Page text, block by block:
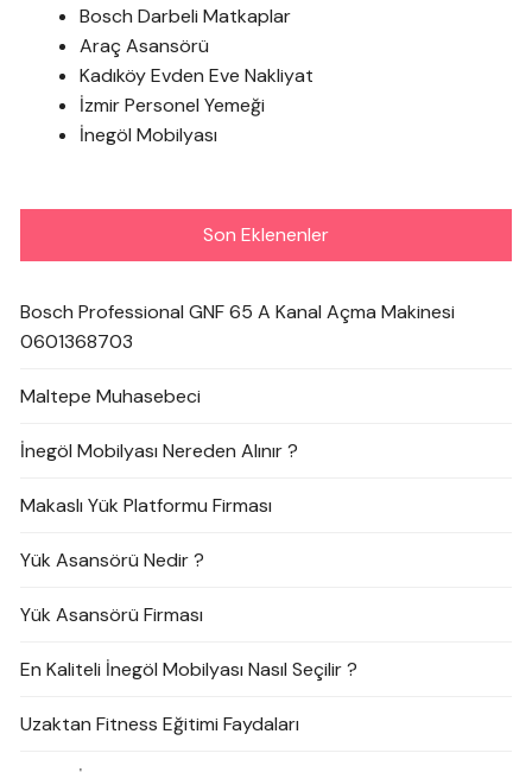
Bosch Darbeli Matkaplar
Araç Asansörü
Kadıköy Evden Eve Nakliyat
İzmir Personel Yemeği
İnegöl Mobilyası
Son Eklenenler
Bosch Professional GNF 65 A Kanal Açma Makinesi
0601368703
Maltepe Muhasebeci
İnegöl Mobilyası Nereden Alınır ?
Makaslı Yük Platformu Firması
Yük Asansörü Nedir ?
Yük Asansörü Firması
En Kaliteli İnegöl Mobilyası Nasıl Seçilir ?
Uzaktan Fitness Eğitimi Faydaları